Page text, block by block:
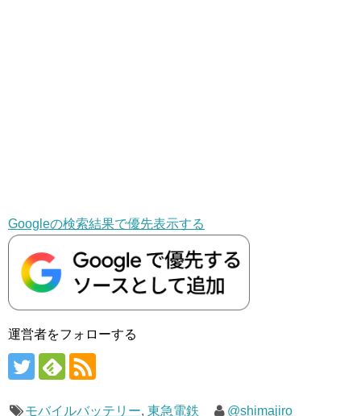
Googleの検索結果で優先表示する
運営者をフォローする
モバイルバッテリー, 東急電鉄 @shimajiro